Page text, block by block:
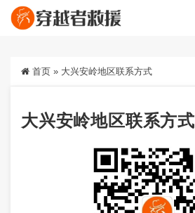
首页 » 大兴安岭地区联系方式
大兴安岭地区联系方式